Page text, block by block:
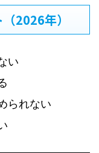
2026年）
い
られない